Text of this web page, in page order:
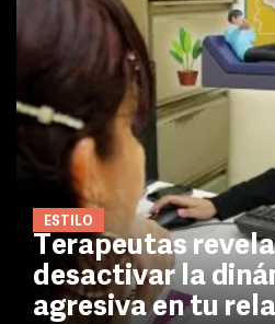
ESTILO
Terapeutas
desactivar la
agresiva en tu